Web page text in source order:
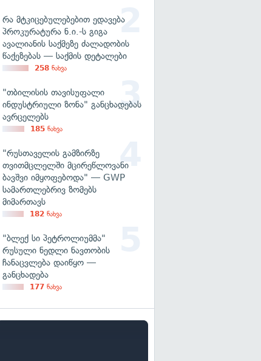
რა მტკიცებულებებით ედავება
პროკურატურა ნ.ი.-ს გიგა
ავალიანის საქმეზე ძალადობის
წაქეზებას — საქმის დეტალები
258 ნახვა
"თბილისის თავისუფალი
ინდუსტრიული ზონა" განცხადებას
ავრცელებს
185 ნახვა
"რუსთაველის გამზირზე
თვითმცლელში მცირეწლოვანი
ბავშვი იმყოფებოდა" — GWP
სამართლებრივ ზომებს
მიმართავს
182 ნახვა
"ბლექ სი პეტროლიუმმა"
რუსული ნედლი ნავთობის
ჩანაცვლება დაიწყო —
განცხადება
177 ნახვა